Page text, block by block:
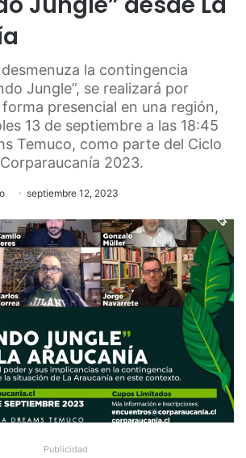
la contingencia
Jungle”, se realizará por
presencial en una región,
13 de septiembre a las 18:45
Temuco, como parte del Ciclo
2023.
septiembre 12, 2023
Publicidad